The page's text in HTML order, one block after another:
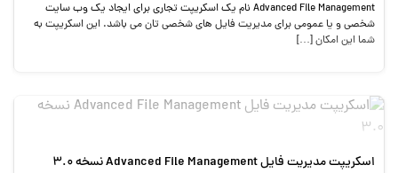
Advanced File Management نام یک اسکریپت تجاری برای ایجاد یک وب سایت
شخصی و یا عمومی برای مدیریت فایل های شخصی تان می باشد. این اسکریپت به
شما این امکان […]
اسکریپت مدیریت فایل Advanced File Management نسخه 3.0